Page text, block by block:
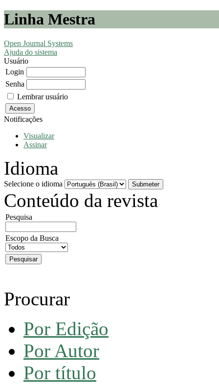
Linha Mestra
Open Journal Systems
Ajuda do sistema
Usuário
Login
Senha
Lembrar usuário
Notificações
Visualizar
Assinar
Idioma
Selecione o idioma
Conteúdo da revista
Pesquisa
Escopo da Busca
Procurar
Por Edição
Por Autor
Por título